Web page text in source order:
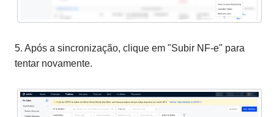
5. Após a sincronização, clique em "Subir NF-e" para
tentar novamente.